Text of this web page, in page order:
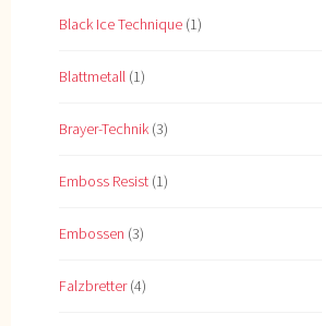
Black Ice Technique (1)
Blattmetall (1)
Brayer-Technik (3)
Emboss Resist (1)
Embossen (3)
Falzbretter(4)